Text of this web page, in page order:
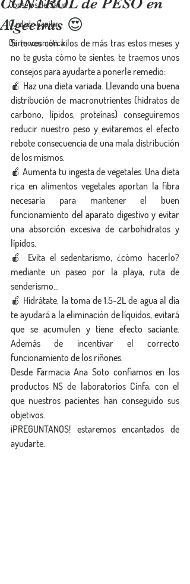
Consejos de Salud
Cuidado Capilar
Dermocosmética
Algeciras 😍
Si te ves con kilos de más tras estos meses y
no te gusta cómo te sientes, te traemos unos
consejos para ayudarte a ponerle remedio:
🍎 Haz una dieta variada. Llevando una buena
distribución de macronutrientes (hidratos de
carbono, lípidos, proteínas) conseguiremos
reducir nuestro peso y evitaremos el efecto
rebote consecuencia de una mala distribución
de los mismos.
🍎 Aumenta tu ingesta de vegetales. Una dieta
rica en alimentos vegetales aportan la fibra
necesaria para mantener el buen
funcionamiento del aparato digestivo y evitar
una absorción excesiva de carbohidratos y
lípidos.
🍎 Evita el sedentarismo, ¿cómo hacerlo?
mediante un paseo por la playa, ruta de
senderismo...
🍎 Hidrátate, la toma de 1.5-2L de agua al día
te ayudará a la eliminación de líquidos, evitará
que se acumulen y tiene efecto saciante.
Además de incentivar el correcto
funcionamiento de los riñones.
Desde Farmacia Ana Soto confiamos en los
productos NS de laboratorios Cinfa, con el
que nuestros pacientes han conseguido sus
objetivos.
¡PREGUNTANOS! estaremos encantados de
ayudarte.